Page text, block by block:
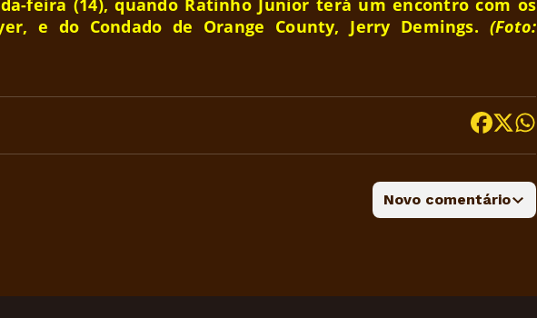
feira (14), quando Ratinho Junior terá um encontro com os
e do Condado de Orange County, Jerry Demings. (Foto:
Novo comentário